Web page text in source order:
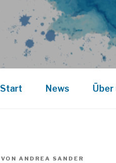
Start News Über
VON ANDREA SANDER